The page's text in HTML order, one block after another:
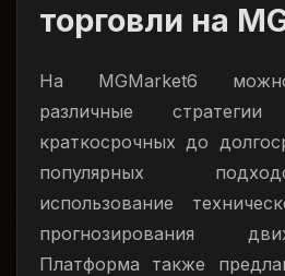
торговли на
На MGMarket6
различные
краткосрочных до
популярных
использование
прогнозирования
Платформа также